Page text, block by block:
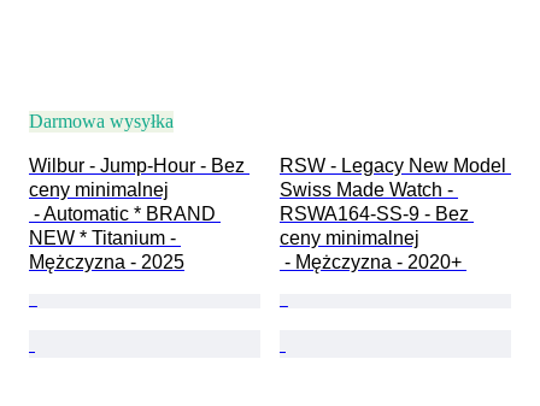
Darmowa wysyłka
Wilbur - Jump-Hour - Bez
ceny minimalnej
NEW * Titanium -
Mężczyzna - 2025
RSW - Legacy New Model
Swiss Made Watch -
RSWA164-SS-9 - Bez
ceny minimalnej
- Mężczyzna - 2020+